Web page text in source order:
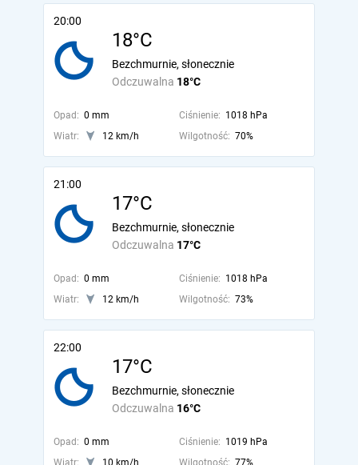
20:00
18°C
Odczuwalna 18°C
Bezchmurnie, słonecznie
Opad: 0 mm Ciśnienie: 1018 hPa
Wiatr:
12 km/h Wilgotność: 70%
21:00
17°C
Odczuwalna 17°C
Bezchmurnie, słonecznie
Opad: 0 mm Ciśnienie: 1018 hPa
Wiatr:
12 km/h Wilgotność: 73%
22:00
17°C
Odczuwalna 16°C
Bezchmurnie, słonecznie
Opad: 0 mm Ciśnienie: 1019 hPa
Wiatr:
10 km/h Wilgotność: 77%